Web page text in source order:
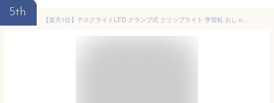
5th
【楽天1位】デスクライトLED クランプ式 クリップライト 学習机 おしゃれ 多機能360°回転アームライト 平面発光12W 3階段調色6階段調光デスクスタンドライト タッチコントと遠隔操作リモコン タイマー記憶機能 PC作業仕事・勉強・読書ランプ 自然光 省エネ テレワーク